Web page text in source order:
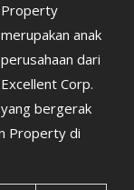
Property
merupakan anak
perusahaan dari
Excellent Corp.
yang bergerak
Property di